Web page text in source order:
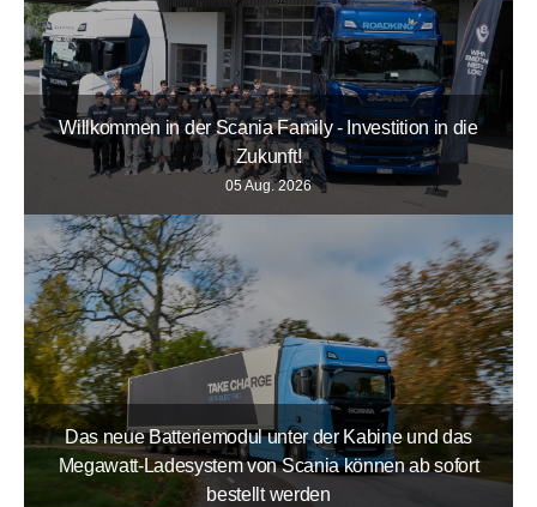
Willkommen in der Scania Family - Investition in die
Zukunft!
05 Aug. 2026
Das neue Batteriemodul unter der Kabine und das
Megawatt-Ladesystem von Scania können ab sofort
bestellt werden